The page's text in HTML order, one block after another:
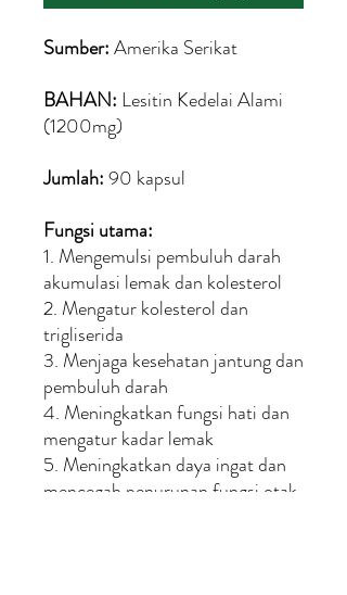
Sumber:Amerika Serikat
BAHAN: Lesitin Kedelai Alami
(1200mg)
Jumlah:90 kapsul
Fungsi utama:
1. Mengemulsi pembuluh darah
akumulasi lemak dan kolesterol
2. Mengatur kolesterol dan
trigliserida
3. Menjaga kesehatan jantung dan
pembuluh darah
4. Meningkatkan fungsi hati dan
mengatur kadar lemak
5. Meningkatkan daya ingat dan
mencegah penurunan fungsi otak